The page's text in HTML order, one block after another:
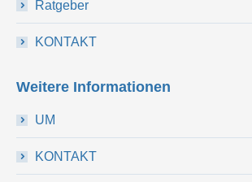
Ratgeber
KONTAKT
Weitere Informationen
UM
KONTAKT